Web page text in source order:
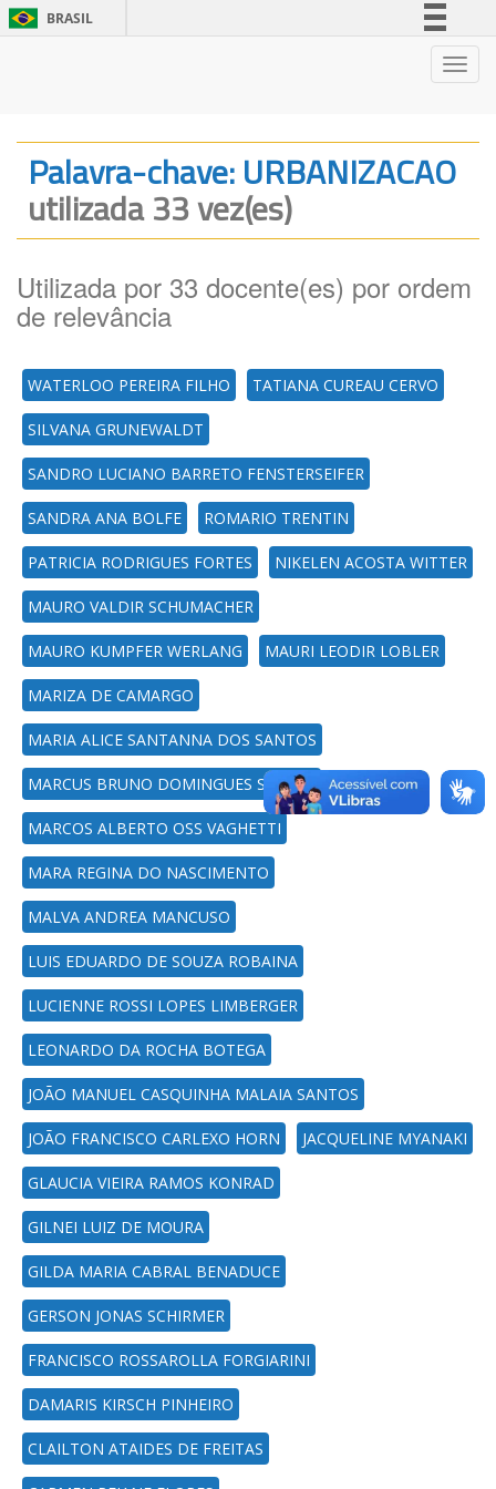
BRASIL
Legislação
Palavra-chave: URBANIZACAO
utilizada 33 vez(es)
Utilizada por 33 docente(es) por ordem
de relevância
WATERLOO PEREIRA FILHO TATIANA CUREAU CERVO
SILVANA GRUNEWALDT
SANDRO LUCIANO BARRETO FENSTERSEIFER
SANDRA ANA BOLFE ROMARIO TRENTIN
PATRICIA RODRIGUES FORTES NIKELEN ACOSTA WITTER
MAURO VALDIR SCHUMACHER
MAURO KUMPFER WERLANG MAURI LEODIR LOBLER
MARIZA DE CAMARGO
MARIA ALICE SANTANNA DOS SANTOS
MARCUS BRUNO DOMINGUES SOARES
MARCOS ALBERTO OSS VAGHETTI
MARA REGINA DO NASCIMENTO
MALVA ANDREA MANCUSO
LUIS EDUARDO DE SOUZA ROBAINA
LUCIENNE ROSSI LOPES LIMBERGER
LEONARDO DA ROCHA BOTEGA
JOÃO MANUEL CASQUINHA MALAIA SANTOS
JOÃO FRANCISCO CARLEXO HORN JACQUELINE MYANAKI
GLAUCIA VIEIRA RAMOS KONRAD
GILNEI LUIZ DE MOURA
GILDA MARIA CABRAL BENADUCE
GERSON JONAS SCHIRMER
FRANCISCO ROSSAROLLA FORGIARINI
DAMARIS KIRSCH PINHEIRO
CLAILTON ATAIDES DE FREITAS